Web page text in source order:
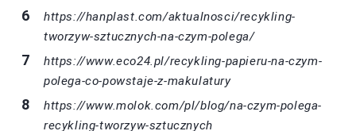
https://hanplast.com/aktualnosci/recykling-
tworzyw-sztucznych-na-czym-polega/
https://www.eco24.pl/recykling-papieru-na-czym-
polega-co-powstaje-z-makulatury
https://www.molok.com/pl/blog/na-czym-polega-
recykling-tworzyw-sztucznych